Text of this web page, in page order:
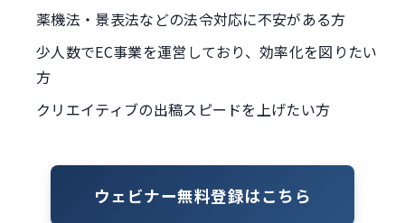
薬機法・景表法などの法令対応に不安がある方
少人数でEC事業を運営しており、効率化を図りたい
方
クリエイティブの出稿スピードを上げたい方
ウェビナー無料登録はこちら